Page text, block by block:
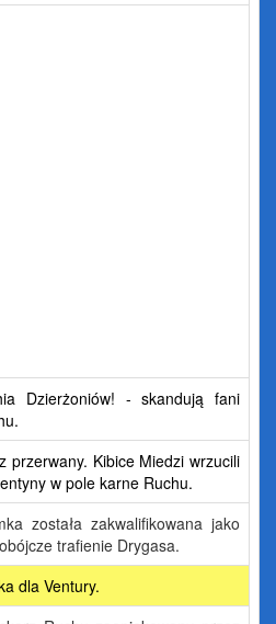
Dzierżoniów! - skandują fani
przerwany. Kibice Miedzi wrzucili
w pole karne Ruchu.
została zakwalifikowana jako
trafienie Drygasa.
dla Ventury.